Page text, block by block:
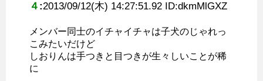
４ :2013/09/12(木) 14:27:51.92 ID:dkmMlGXZ
メンバー同士のイチャイチャは子犬のじゃれっ
こみたいだけど
しおりんは手つきと目つきが生々しいことが稀
に